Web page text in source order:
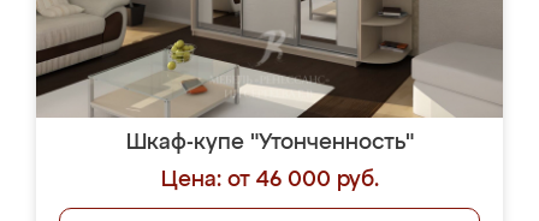
Шкаф-купе "Утонченность"
Цена: от 46 000 руб.